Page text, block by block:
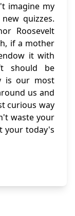
imagine my
quizzes.
Roosevelt
if a mother
it with
should be
is our most
us and
curious way
waste your
your today's